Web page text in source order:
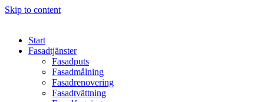
Skip to content
Start
Fasadtjänster
Fasadputs
Fasadmålning
Fasadrenovering
Fasadtvättning